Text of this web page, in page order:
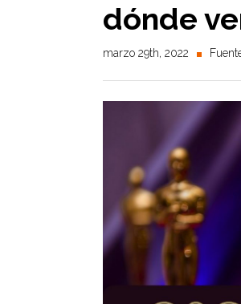
dónde
marzo 29th, 2022